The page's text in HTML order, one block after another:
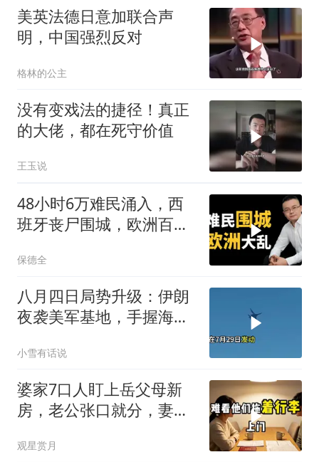
美英法德日意加联合声
明，中国强烈反对
格林的公主
没有变戏法的捷径！真正
的大佬，都在死守价值
王玉说
48小时6万难民涌入，西
班牙丧尸围城，欧洲百年
保德全
八月四日局势升级：伊朗
夜袭美军基地，手握海峡
小雪有话说
婆家7口人盯上岳父母新
房，老公张口就分，妻子
观星赏月